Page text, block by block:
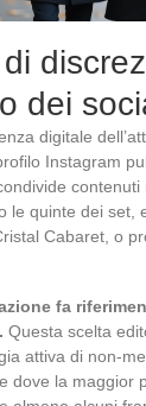
dei
digitale
Instagram
contenuti
le quinte dei set,
Cabaret, o
fa
Questa scelta
attiva di non-
dove la maggior